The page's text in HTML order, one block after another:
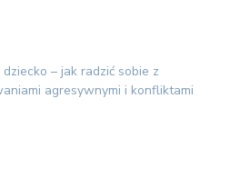
– jak radzić sobie z
agresywnymi i konfliktami